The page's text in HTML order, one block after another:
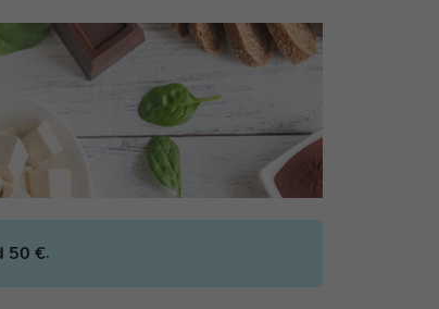
50 €.